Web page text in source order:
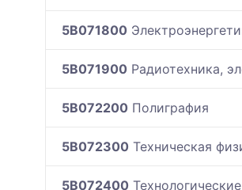
5B071800
5B071900 Радиотехника,
5B072200 Полиграфия
5B072300 Техническая
5B072400